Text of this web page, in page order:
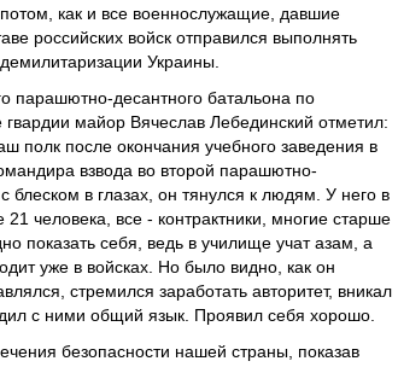
как и все военнослужащие, давшие
российских войск отправился выполнять
Украины.
парашютно-десантного батальона по
гвардии майор Вячеслав Лебединский отметил:
полк после окончания учебного заведения в
взвода во второй парашютно-
блеском в глазах, он тянулся к людям. У него в
человека, все - контрактники, многие старше
показать себя, ведь в училище учат азам, а
уже в войсках. Но было видно, как он
стремился заработать авторитет, вникал
с ними общий язык. Проявил себя хорошо.
безопасности нашей страны, показав